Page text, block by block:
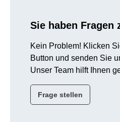
Sie haben Fragen
Kein Problem! Klicken
Button und senden Sie
Unser Team hilft Ihnen
Frage stellen